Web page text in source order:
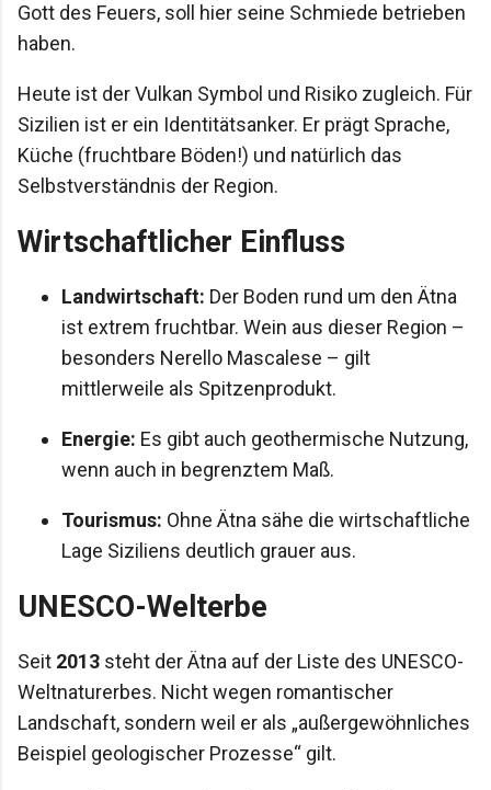
Gott des Feuers, soll hier seine Schmiede betrieben
haben.
Heute ist der Vulkan Symbol und Risiko zugleich. Für
Sizilien ist er ein Identitätsanker. Er prägt Sprache,
Küche (fruchtbare Böden!) und natürlich das
Selbstverständnis der Region.
Wirtschaftlicher Einfluss
Landwirtschaft: Der Boden rund um den Ätna
ist extrem fruchtbar. Wein aus dieser Region –
besonders Nerello Mascalese – gilt
mittlerweile als Spitzenprodukt.
Energie: Es gibt auch geothermische Nutzung,
wenn auch in begrenztem Maß.
Tourismus: Ohne Ätna sähe die wirtschaftliche
Lage Siziliens deutlich grauer aus.
UNESCO-Welterbe
Seit 2013 steht der Ätna auf der Liste des UNESCO-
Weltnaturerbes. Nicht wegen romantischer
Landschaft, sondern weil er als „außergewöhnliches
Beispiel geologischer Prozesse“ gilt.